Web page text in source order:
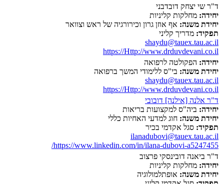
ד"ר שי יצחק דובדבני
יחידה: מחלקות קליניות
יחידת משנה: אף אוזן גרון וכירורגיה של ראש וצוואר
תפקיד: מדריך קליני
shaydu@tauex.tau.ac.il
https://Http://www.drduvdevani.co.il
יחידה: הפקולטה לרפואה
יחידת משנה: בי"ס ללימודי המשך ברפואה
shaydu@tauex.tau.ac.il
https://Http://www.drduvdevani.co.il
ד"ר אלנה [אילנה] דובובי
יחידה: ביה"ס למקצועות בריאות
יחידת משנה: חוג למדעי האחיות כללי
תפקיד: סגל אקדמי בכיר
ilanadubovi@tauex.tau.ac.il
https://www.linkedin.com/in/ilana-dubovi-a5247455/
ד"ר ביאנה דובינסקי פרצוב
יחידה: מחלקות קליניות
יחידת משנה: אופתלמולוגיה